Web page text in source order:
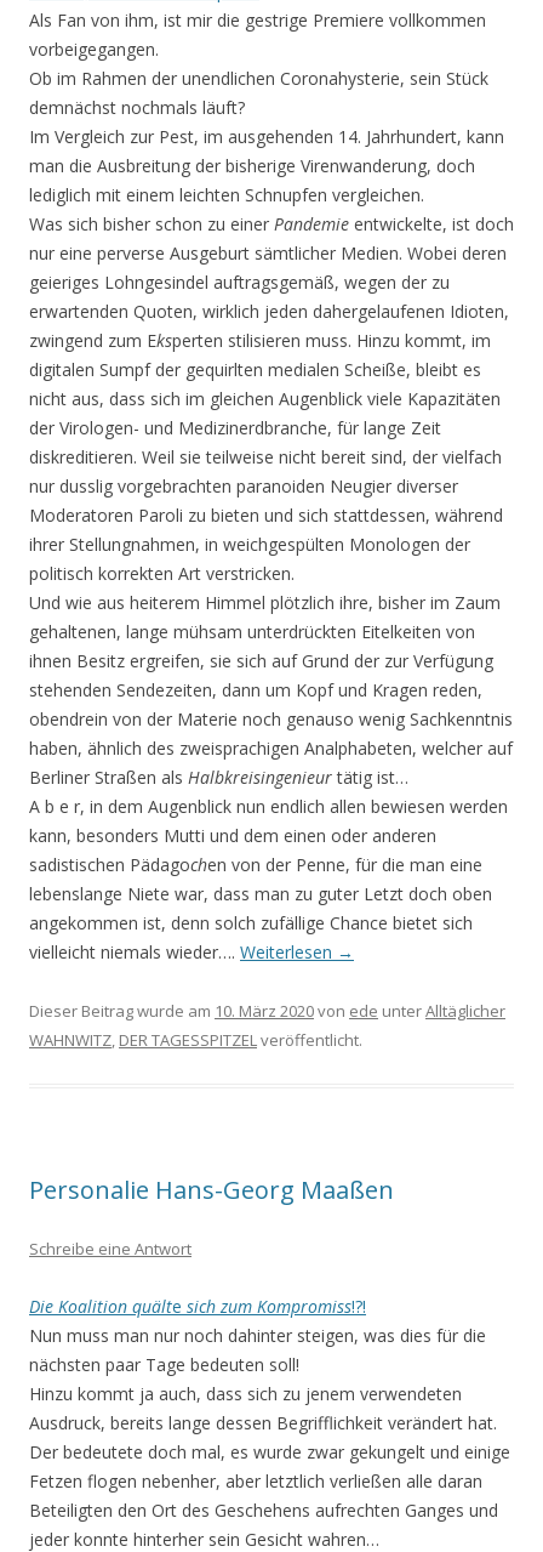
Als Fan von ihm, ist mir die gestrige Premiere vollkommen
vorbeigegangen.
Ob im Rahmen der unendlichen Coronahysterie, sein Stück
demnächst nochmals läuft?
Im Vergleich zur Pest, im ausgehenden 14. Jahrhundert, kann
man die Ausbreitung der bisherige Virenwanderung, doch
lediglich mit einem leichten Schnupfen vergleichen.
Was sich bisher schon zu einer Pandemie entwickelte, ist doch
nur eine perverse Ausgeburt sämtlicher Medien. Wobei deren
geieriges Lohngesindel auftragsgemäß, wegen der zu
erwartenden Quoten, wirklich jeden dahergelaufenen Idioten,
zwingend zum Eksperten stilisieren muss. Hinzu kommt, im
digitalen Sumpf der gequirlten medialen Scheiße, bleibt es
nicht aus, dass sich im gleichen Augenblick viele Kapazitäten
der Virologen- und Medizinerdbranche, für lange Zeit
diskreditieren. Weil sie teilweise nicht bereit sind, der vielfach
nur dusslig vorgebrachten paranoiden Neugier diverser
Moderatoren Paroli zu bieten und sich stattdessen, während
ihrer Stellungnahmen, in weichgespülten Monologen der
politisch korrekten Art verstricken.
Und wie aus heiterem Himmel plötzlich ihre, bisher im Zaum
gehaltenen, lange mühsam unterdrückten Eitelkeiten von
ihnen Besitz ergreifen, sie sich auf Grund der zur Verfügung
stehenden Sendezeiten, dann um Kopf und Kragen reden,
obendrein von der Materie noch genauso wenig Sachkenntnis
haben, ähnlich des zweisprachigen Analphabeten, welcher auf
Berliner Straßen als Halbkreisingenieurtätig ist…
A b e r, in dem Augenblick nun endlich allen bewiesen werden
kann, besonders Mutti und dem einen oder anderen
sadistischen Pädagochen von der Penne, für die man eine
lebenslange Niete war, dass man zu guter Letzt doch oben
angekommen ist, denn solch zufällige Chance bietet sich
vielleicht niemals wieder…. Weiterlesen →
Dieser Beitrag wurde am 10. März 2020von ede unterAlltäglicher
WAHNWITZ, DER TAGESSPITZELveröffentlicht.
Personalie Hans-Georg Maaßen
Schreibe eine Antwort
Die Koalition quälte sich zum Kompromiss!?!
Nun muss man nur noch dahinter steigen, was dies für die
nächsten paar Tage bedeuten soll!
Hinzu kommt ja auch, dass sich zu jenem verwendeten
Ausdruck, bereits lange dessen Begrifflichkeit verändert hat.
Der bedeutete doch mal, es wurde zwar gekungelt und einige
Fetzen flogen nebenher, aber letztlich verließen alle daran
Beteiligten den Ort des Geschehens aufrechten Ganges und
jeder konnte hinterher sein Gesicht wahren…